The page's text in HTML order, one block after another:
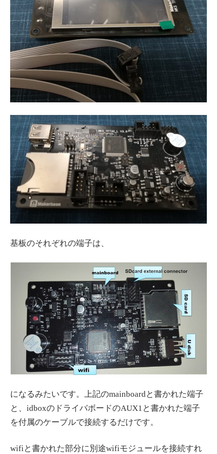
基板のそれぞれの端子は、
になるみたいです。上記のmainboardと書かれた端子
と、idboxのドライバボードのAUX1と書かれた端子
を付属のケーブルで接続するだけです。
wifiと書かれた部分に別途wifiモジュールを接続すれ